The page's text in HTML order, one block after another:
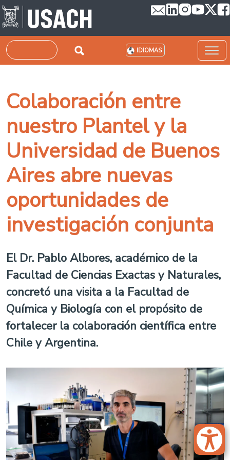
Pasar al contenido principal
Buscar IDIOMAS
Colaboración entre
nuestro Plantel y la
Universidad de Buenos
Aires abre nuevas
oportunidades de
investigación conjunta
El Dr. Pablo Albores, académico de la
Facultad de Ciencias Exactas y Naturales,
concretó una visita a la Facultad de
Química y Biología con el propósito de
fortalecer la colaboración científica entre
Chile y Argentina.